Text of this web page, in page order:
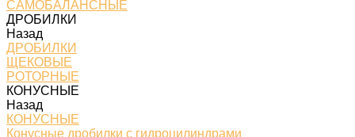
САМОБАЛАНСНЫЕ
ДРОБИЛКИ
Назад
ДРОБИЛКИ
ЩЕКОВЫЕ
РОТОРНЫЕ
КОНУСНЫЕ
Назад
КОНУСНЫЕ
Конусные дробилки с гидроцилиндрами